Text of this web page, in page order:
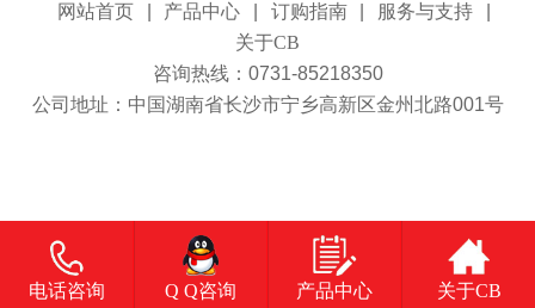
网站首页 产品中心 订购指南 服务与支持
关于CB
咨询热线：0731-85218350
公司地址：中国湖南省长沙市宁乡高新区金州北路001号
电话咨询 Q Q咨询 产品中心 关于CB